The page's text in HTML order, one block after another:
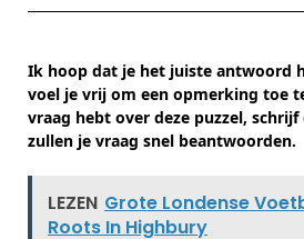
Ik hoop dat je het juiste antwoord
voel je vrij om een ​​opmerking toe
vraag hebt over deze puzzel,
zullen je vraag snel beantwoorden.
LEZEN Grote Londense
Roots In Highbury